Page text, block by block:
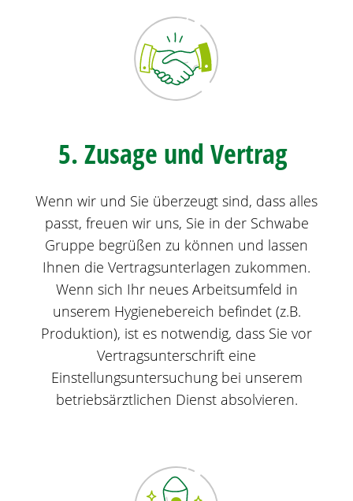
5. Zusage und Vertrag
Wenn wir und Sie überzeugt sind, dass alles
passt, freuen wir uns, Sie in der Schwabe
Gruppe begrüßen zu können und lassen
Ihnen die Vertragsunterlagen zukommen.
Wenn sich Ihr neues Arbeitsumfeld in
unserem Hygienebereich befindet (z.B.
Produktion), ist es notwendig, dass Sie vor
Vertragsunterschrift eine
Einstellungsuntersuchung bei unserem
betriebsärztlichen Dienst absolvieren.